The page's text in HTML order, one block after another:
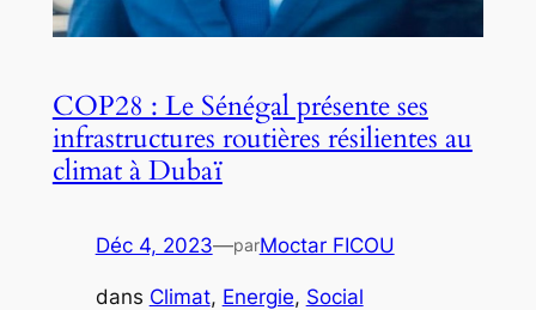
COP28 : Le Sénégal présente ses
infrastructures routières résilientes au
climat à Dubaï
Déc 4, 2023—parMoctar FICOU
dans Climat, Energie, Social